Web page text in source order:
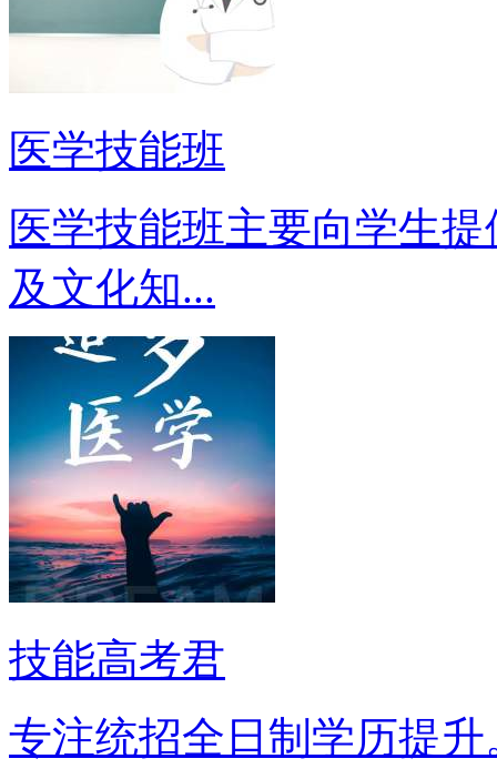
医学技能班
医学技能班主要向学生
及文化知...
技能高考君
专注统招全日制学历提升